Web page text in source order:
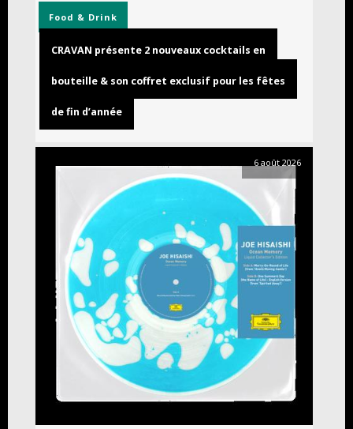
Food & Drink
CRAVAN présente 2 nouveaux cocktails en
bouteille & son coffret exclusif pour les fêtes
de fin d’année
6 août 2026